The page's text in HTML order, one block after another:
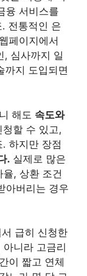
융 서비스를
. 전통적인 은
페이지에서
, 심사까지 일
까지 도입되면
해도 속도와
할 수 있고,
하지만 장점
. 실제로 많은
율, 상환 조건
아버리는 경우
급히 신청한
니라 고금리
이 짧고 연체